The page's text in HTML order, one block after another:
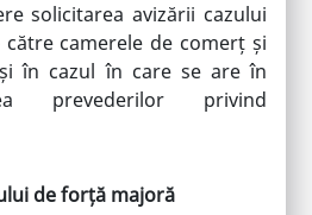
solicitarea avizării cazului
camerele de comerț și
în cazul în care se are în
prevederilor privind
de forță majoră